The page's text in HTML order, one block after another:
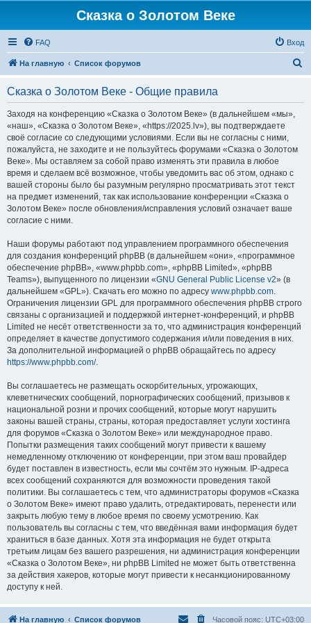
Сказка о Золотом Веке
FAQ Вход
На главную Список форумов
Сказка о Золотом Веке - Общие правила
Заходя на конференцию «Сказка о Золотом Веке» (в дальнейшем «мы»,
«наш», «Сказка о Золотом Веке», «https://2025.lv»), вы подтверждаете
своё согласие со следующими условиями. Если вы не согласны с ними,
пожалуйста, не заходите и не пользуйтесь форумами «Сказка о Золотом
Веке». Мы оставляем за собой право изменять эти правила в любое
время и сделаем всё возможное, чтобы уведомить вас об этом, однако с
вашей стороны было бы разумным регулярно просматривать этот текст
на предмет изменений, так как использование конференции «Сказка о
Золотом Веке» после обновления/исправления условий означает ваше
согласие с ними.
Наши форумы работают под управлением программного обеспечения
для создания конференций phpBB (в дальнейшем «они», «программное
обеспечение phpBB», «www.phpbb.com», «phpBB Limited», «phpBB
Teams»), выпущенного по лицензии «GNU General Public License v2» (в
дальнейшем «GPL»). Скачать его можно по адресу www.phpbb.com.
Ограничения лицензии GPL для программного обеспечения phpBB строго
связаны с организацией и поддержкой интернет-конференций, и phpBB
Limited не несёт ответственности за то, что администрация конференций
определяет в качестве допустимого содержания и/или поведения в них.
За дополнительной информацией о phpBB обращайтесь по адресу
https://www.phpbb.com/.
Вы соглашаетесь не размещать оскорбительных, угрожающих,
клеветнических сообщений, порнографических сообщений, призывов к
национальной розни и прочих сообщений, которые могут нарушить
законы вашей страны, страны, которая предоставляет услуги хостинга
для форумов «Сказка о Золотом Веке» или международное право.
Попытки размещения таких сообщений могут привести к вашему
немедленному отключению от конференции, при этом ваш провайдер
будет поставлен в известность, если мы сочтём это нужным. IP-адреса
всех сообщений сохраняются для возможности проведения такой
политики. Вы соглашаетесь с тем, что администраторы форумов «Сказка
о Золотом Веке» имеют право удалить, отредактировать, перенести или
закрыть любую тему в любое время по своему усмотрению. Как
пользователь вы согласны с тем, что введённая вами информация будет
храниться в базе данных. Хотя эта информация не будет открыта
третьим лицам без вашего разрешения, ни администрация конференции
«Сказка о Золотом Веке», ни phpBB Limited не может быть ответственна
за действия хакеров, которые могут привести к несанкционированному
доступу к ней.
На главную Список форумов Часовой пояс: UTC+03:00